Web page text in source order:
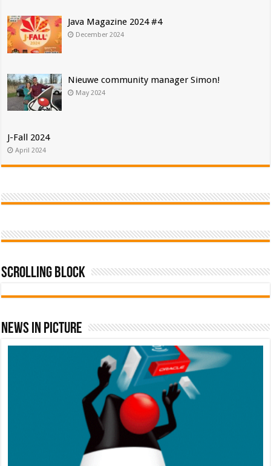
Java Magazine 2024 #4
December 2024
Nieuwe community manager Simon!
May 2024
J-Fall 2024
April 2024
Scrolling Block
News In Picture